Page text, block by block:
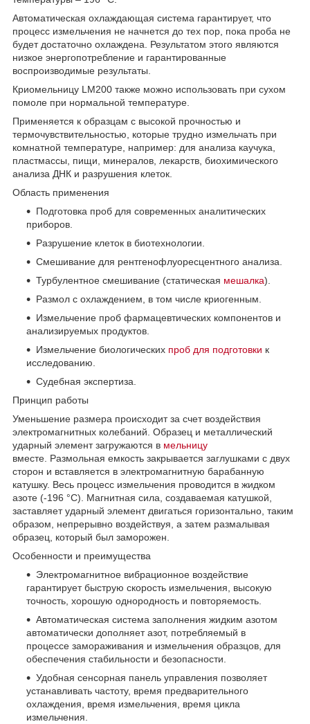
Автоматическая охлаждающая система гарантирует, что
процесс измельчения не начнется до тех пор, пока проба не
будет достаточно охлаждена. Результатом этого являются
низкое энергопотребление и гарантированные
воспроизводимые результаты.
Криомельницу LM200 также можно использовать при сухом
помоле при нормальной температуре.
Применяется к образцам с высокой прочностью и
термочувствительностью, которые трудно измельчать при
комнатной температуре, например: для анализа каучука,
пластмассы, пищи, минералов, лекарств, биохимического
анализа ДНК и разрушения клеток.
Область применения
Подготовка проб для современных аналитических
приборов.
Разрушение клеток в биотехнологии.
Смешивание для рентгенофлуоресцентного анализа.
Турбулентное смешивание (статическая мешалка).
Размол с охлаждением, в том числе криогенным.
Измельчение проб фармацевтических компонентов и
анализируемых продуктов.
Измельчение биологических проб для подготовки к
исследованию.
Судебная экспертиза.
Принцип работы
Уменьшение размера происходит за счет воздействия
электромагнитных колебаний. Образец и металлический
ударный элемент загружаются в мельницу
вместе. Размольная емкость закрывается заглушками с двух
сторон и вставляется в электромагнитную барабанную
катушку. Весь процесс измельчения проводится в жидком
азоте (-196 °C). Магнитная сила, создаваемая катушкой,
заставляет ударный элемент двигаться горизонтально, таким
образом, непрерывно воздействуя, а затем размалывая
образец, который был заморожен.
Особенности и преимущества
Электромагнитное вибрационное воздействие
гарантирует быструю скорость измельчения, высокую
точность, хорошую однородность и повторяемость.
Автоматическая система заполнения жидким азотом
автоматически дополняет азот, потребляемый в
процессе замораживания и измельчения образцов, для
обеспечения стабильности и безопасности.
Удобная сенсорная панель управления позволяет
устанавливать частоту, время предварительного
охлаждения, время измельчения, время цикла
измельчения.